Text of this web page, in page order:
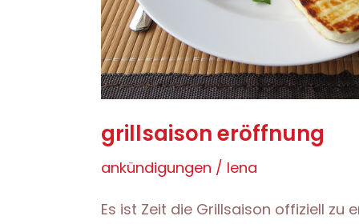
grillsaison eröffnung
ankündigungen / lena
Es ist Zeit die Grillsaison offiziell zu